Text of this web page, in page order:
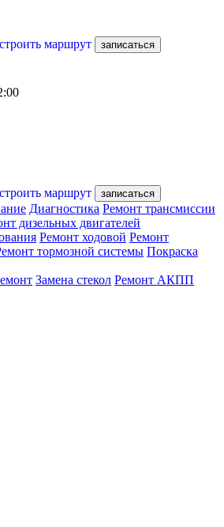
маршрут записаться
маршрут записаться
Диагностика Ремонт трансмиссии
дизельных двигателей
Ремонт ходовой Ремонт
тормозной системы Покраска
Замена стекол Ремонт АКПП